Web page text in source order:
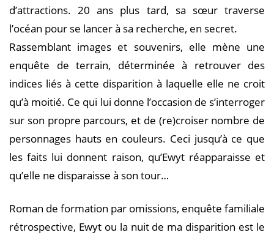
d’attractions. 20 ans plus tard, sa sœur traverse
l’océan pour se lancer à sa recherche, en secret.
Rassemblant images et souvenirs, elle mène une
enquête de terrain, déterminée à retrouver des
indices liés à cette disparition à laquelle elle ne croit
qu’à moitié. Ce qui lui donne l’occasion de s’interroger
sur son propre parcours, et de (re)croiser nombre de
personnages hauts en couleurs. Ceci jusqu’à ce que
les faits lui donnent raison, qu’Ewyt réapparaisse et
qu’elle ne disparaisse à son tour…
Roman de formation par omissions, enquête familiale
rétrospective, Ewyt ou la nuit de ma disparition est le